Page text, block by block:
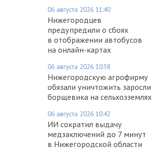
06 августа 2026 11:40
Нижегородцев
предупредили о сбоях
в отображении автобусов
на онлайн-картах
06 августа 2026 10:58
Нижегородскую агрофирму
обязали уничтожить заросли
борщевика на сельхозземлях
06 августа 2026 10:42
ИИ сократил выдачу
медзаключений до 7 минут
в Нижегородской области